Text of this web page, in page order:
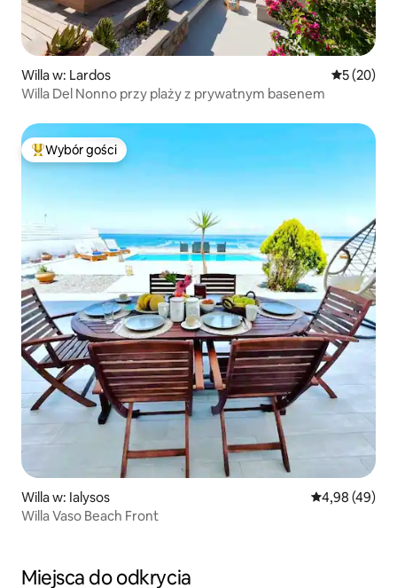
Willa w: Lardos Średnia
5 (20)
Willa Del Nonno przy plaży z prywatnym basenem
Najpopularniejsze z kategorii Wybór gości
Wybór gości
Willa w: Ialysos Średnia
4,98 (49)
Willa Vaso Beach Front
Miejsca do odkrycia